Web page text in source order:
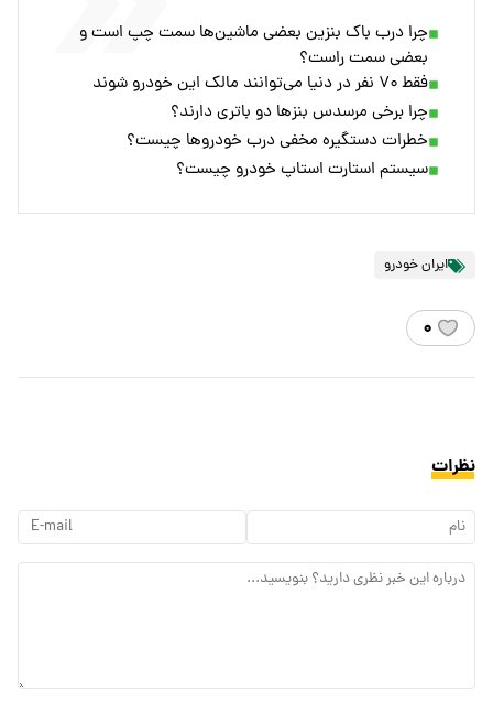
چرا درب باک بنزین بعضی ماشین‌ها سمت چپ است و
بعضی سمت راست؟
فقط ۷۰ نفر در دنیا می‌توانند مالک این خودرو شوند
چرا برخی مرسدس‌ بنزها دو باتری دارند؟
خطرات دستگیره‌ مخفی درب خودروها چیست؟
سیستم استارت استاپ خودرو چیست؟
ایران خودرو
۰
نظرات